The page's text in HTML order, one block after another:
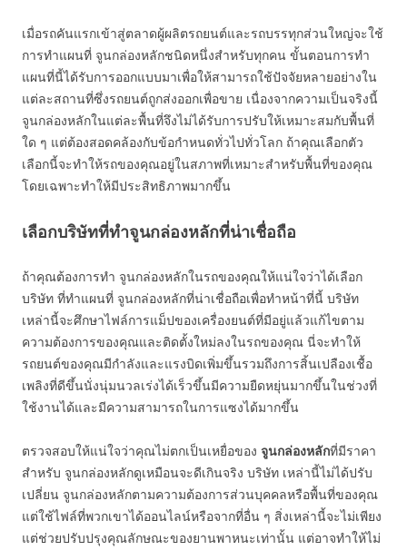
เมื่อรถคันแรกเข้าสู่ตลาดผู้ผลิตรถยนต์และรถบรรทุกส่วนใหญ่จะใช้
การทำแผนที่ จูนกล่องหลักชนิดหนึ่งสำหรับทุกคน ขั้นตอนการทำ
แผนที่นี้ได้รับการออกแบบมาเพื่อให้สามารถใช้ปัจจัยหลายอย่างใน
แต่ละสถานที่ซึ่งรถยนต์ถูกส่งออกเพื่อขาย เนื่องจากความเป็นจริงนี้
จูนกล่องหลักในแต่ละพื้นที่จึงไม่ได้รับการปรับให้เหมาะสมกับพื้นที่
ใด ๆ แต่ต้องสอดคล้องกับข้อกำหนดทั่วไปทั่วโลก ถ้าคุณเลือกตัว
เลือกนี้จะทำให้รถของคุณอยู่ในสภาพที่เหมาะสำหรับพื้นที่ของคุณ
โดยเฉพาะทำให้มีประสิทธิภาพมากขึ้น
เลือกบริษัทที่ทำจูนกล่องหลักที่น่าเชื่อถือ
ถ้าคุณต้องการทำ จูนกล่องหลักในรถของคุณให้แน่ใจว่าได้เลือก
บริษัท ที่ทำแผนที่ จูนกล่องหลักที่น่าเชื่อถือเพื่อทำหน้าที่นี้ บริษัท
เหล่านี้จะศึกษาไฟล์การแม็ปของเครื่องยนต์ที่มีอยู่แล้วแก้ไขตาม
ความต้องการของคุณและติดตั้งใหม่ลงในรถของคุณ นี่จะทำให้
รถยนต์ของคุณมีกำลังและแรงบิดเพิ่มขึ้นรวมถึงการสิ้นเปลืองเชื้อ
เพลิงที่ดีขึ้นนั่งนุ่มนวลเร่งได้เร็วขึ้นมีความยืดหยุ่นมากขึ้นในช่วงที่
ใช้งานได้และมีความสามารถในการแซงได้มากขึ้น
ตรวจสอบให้แน่ใจว่าคุณไม่ตกเป็นเหยื่อของ จูนกล่องหลักที่มีราคา
สำหรับ จูนกล่องหลักดูเหมือนจะดีเกินจริง บริษัท เหล่านี้ไม่ได้ปรับ
เปลี่ยน จูนกล่องหลักตามความต้องการส่วนบุคคลหรือพื้นที่ของคุณ
แต่ใช้ไฟล์ที่พวกเขาได้ออนไลน์หรือจากที่อื่น ๆ สิ่งเหล่านี้จะไม่เพียง
แต่ช่วยปรับปรุงคุณลักษณะของยานพาหนะเท่านั้น แต่อาจทำให้ไม่